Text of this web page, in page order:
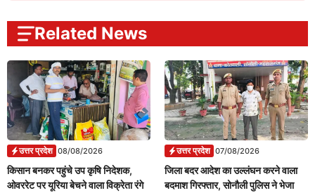
Related News
उत्तर प्रदेश 08/08/2026
किसान बनकर पहुंचे उप कृषि निदेशक,
ओवररेट पर यूरिया बेचने वाला विक्रेता रंगे
उत्तर प्रदेश 07/08/2026
जिला बदर आदेश का उल्लंघन करने वाला
बदमाश गिरफ्तार, सोनौली पुलिस ने भेजा